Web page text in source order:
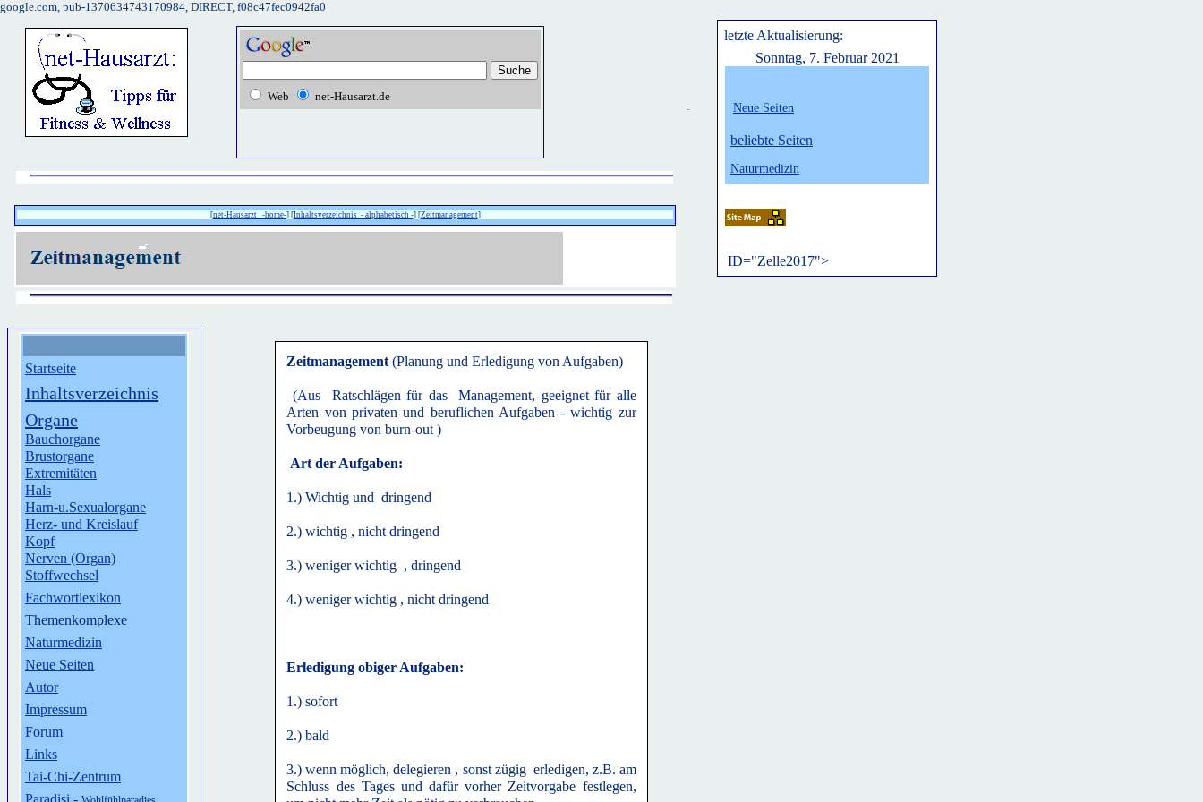
google.com, pub-1370634743170984, DIRECT, f08c47fec0942fa0
Web net-Hausarzt.de
[net-Hausarzt -home-] [Inhaltsverzeichnis - alphabetisch -] [Zeitmanagement]
letzte Aktualisierung:
Sonntag, 7. Februar 2021
Neue Seiten
beliebte Seiten
Naturmedizin
ID="Zelle2017">
Startseite
Inhaltsverzeichnis
Organe
Bauchorgane
Brustorgane
Extremitäten
Hals
Harn-u.Sexualorgane
Herz- und Kreislauf
Kopf
Nerven (Organ)
Stoffwechsel
Fachwortlexikon
Themenkomplexe
Naturmedizin
Neue Seiten
Autor
Impressum
Forum
Links
Tai-Chi-Zentrum
Paradisi -
Zeitmanagement (Planung und Erledigung von Aufgaben)
(Aus Ratschlägen für das Management, geeignet für alle
Arten von privaten und beruflichen Aufgaben - wichtig zur
Vorbeugung von burn-out )
Art der Aufgaben:
1.) Wichtig und dringend
2.) wichtig , nicht dringend
3.) weniger wichtig , dringend
4.) weniger wichtig , nicht dringend
Erledigung obiger Aufgaben:
1.) sofort
2.) bald
3.) wenn möglich, delegieren , sonst zügig erledigen, z.B. am
Schluss des Tages und dafür vorher Zeitvorgabe festlegen,